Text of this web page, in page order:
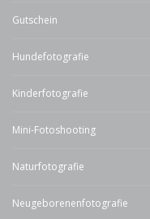
Gutschein
Hundefotografie
Kinderfotografie
Mini-Fotoshooting
Naturfotografie
Neugeborenenfotografie